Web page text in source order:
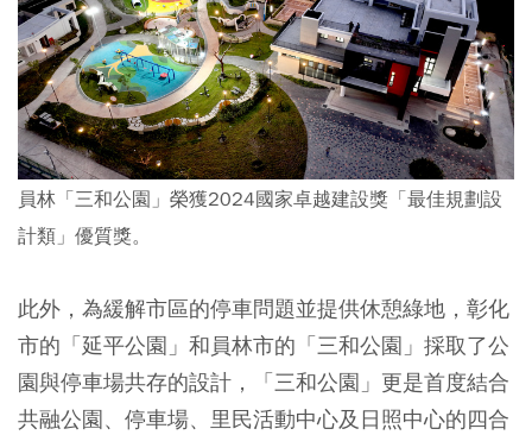
員林「三和公園」榮獲2024國家卓越建設獎「最佳規劃設
計類」優質獎。
此外，為緩解市區的停車問題並提供休憩綠地，彰化
市的「延平公園」和員林市的「三和公園」採取了公
園與停車場共存的設計，「三和公園」更是首度結合
共融公園、停車場、里民活動中心及日照中心的四合